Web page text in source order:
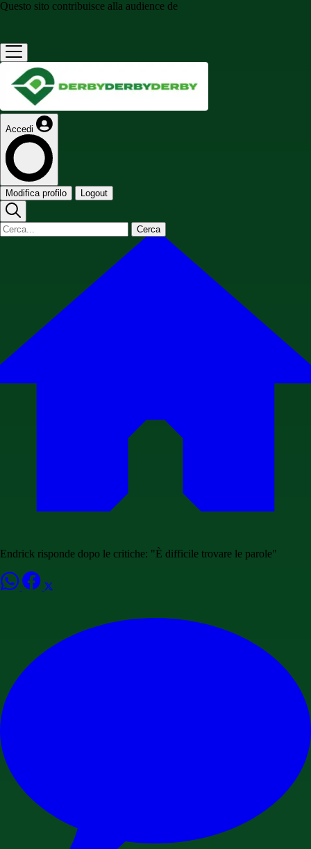
Questo sito contribuisce alla audience de
Accedi
Modifica profilo Logout
Cerca
Endrick risponde dopo le critiche: "È difficile trovare le parole"